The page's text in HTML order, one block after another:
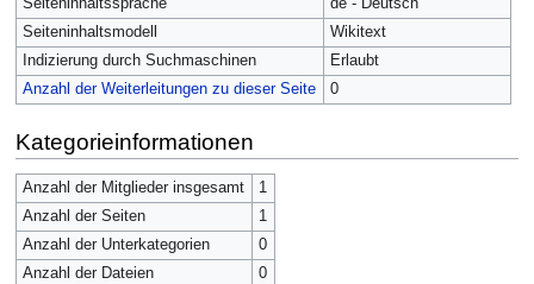
Seiteninhaltssprache
de - Deutsch
Seiteninhaltsmodell
Wikitext
Indizierung durch Suchmaschinen
Erlaubt
Anzahl der Weiterleitungen zu dieser Seite
0
Kategorieinformationen
Anzahl der Mitglieder insgesamt
1
Anzahl der Seiten
1
Anzahl der Unterkategorien
0
Anzahl der Dateien
0